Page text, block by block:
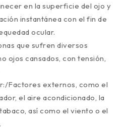
en la superficie del ojo y
instantánea con el fin de
ocular.
que sufren diversos
ojos cansados, con tensión,
Factores externos, como el
el aire acondicionado, la
así como el viento o el